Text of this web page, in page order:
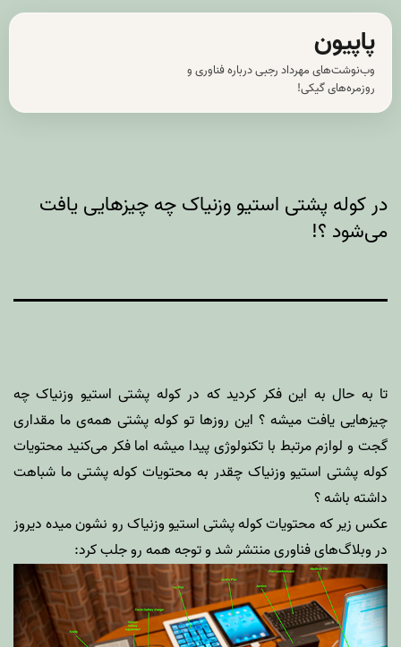
پرش
محتوا
پاپیون
وب‌نوشت‌های مهرداد رجبی درباره فناوری و
روزمره‌های گیکی!
در کوله پشتی استیو وزنیاک چه چیزهایی یافت
می‌شود ؟!
تا به حال به این فکر کردید که در کوله پشتی استیو وزنیاکچه
چیزهایی یافت میشه ؟ این روزها تو کوله پشتی همه‌ی ما مقداری
گجت و لوازم مرتبط با تکنولوژی پیدا میشه اما فکر می‌کنید محتویات
کوله پشتی استیو وزنیاک چقدر به محتویات کوله پشتی ما شباهت
داشته باشه ؟
عکس زیر که محتویات کوله پشتی استیو وزنیاک رو نشون میده دیروز
در وبلاگ‌های فناوری منتشر شد و توجه همه رو جلب کرد: